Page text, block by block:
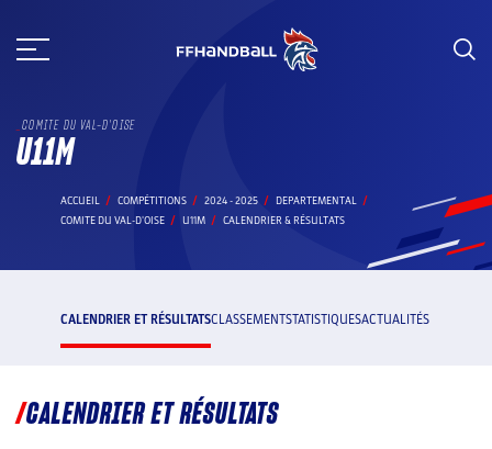
au
COMITE DU VAL-D'OISE
U11M
ACCUEIL COMPÉTITIONS 2024 - 2025
DEPARTEMENTAL
COMITE DU VAL-D'OISE
U11M CALENDRIER & RÉSULTATS
CALENDRIER ET RÉSULTATSCLASSEMENTSTATISTIQUESACTUALITÉS
CALENDRIER ET RÉSULTATS